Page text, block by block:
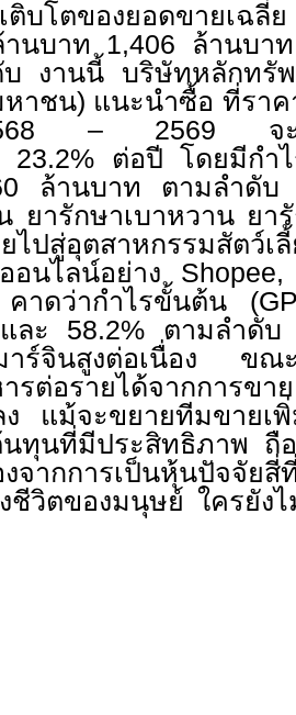
ติบโตของยอดขายเฉลี่
านบาท 1,406 ล้านบ
บ งานนี้ บริษัทหลักทรั
หาชน) แนะนำซื้อ ที่รา
– 2569 จ
23.2% ต่อปี โดยมีกำ
ล้านบาท ตามลำดับ
ยารักษาเบาหวาน ยา
ไปสู่อุตสาหกรรมสัตว์
อนไลน์อย่าง
าดว่ากำไรขั้นต้น (
และ 58.2% ตามลำดั
าร์จินสูงต่อเนื่อง ขณะ
รต่อรายได้จากการขา
แม้จะขยายทีมขายเ
นทุนที่มีประสิทธิภาพ ถื
จากการเป็นหุ้นปัจจัยสี่
ชีวิตของมนุษย์ ใครยัง